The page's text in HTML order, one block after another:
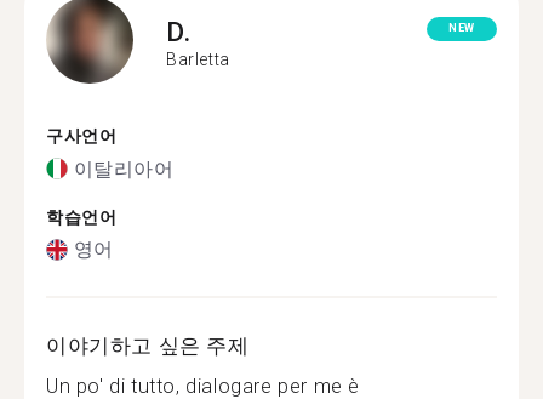
D.
Barletta
NEW
구사언어
이탈리아어
학습언어
영어
이야기하고 싶은 주제
Un po' di tutto, dialogare per me è